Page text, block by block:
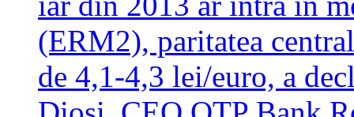
(ERM2), paritatea
de 4,1-4,3 lei/euro, a